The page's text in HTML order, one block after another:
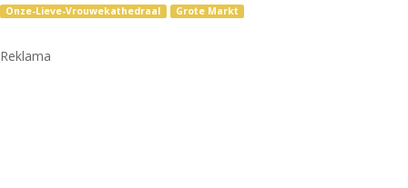
Onze-Lieve-Vrouwekathedraal
Grote Markt
Reklama